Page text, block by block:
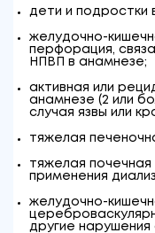
дети и подростки
желудочно-
перфорация,
НПВП в анамнезе;
активная или
анамнезе (2 или
случая язвы или
тяжелая
тяжелая
применения
желудочно-
другие